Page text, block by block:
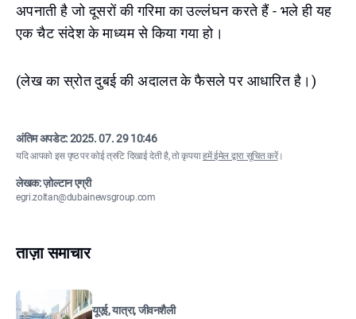
अपनाती है जो दूसरों की गरिमा का उल्लंघन करते हैं - भले ही यह
एक चैट संदेश के माध्यम से किया गया हो।
(लेख का स्रोत दुबई की अदालत के फैसले पर आधारित है।)
अंतिम अपडेट:2025. 07. 29 10:46
यदि आपको इस पृष्ठ पर कोई त्रुटि दिखाई देती है, तो कृपयाहमें ईमेल द्वारा सूचित करें।
लेखक: ज़ोल्टान एग्री
egri.zoltan@dubainewsgroup.com
ताज़ा समाचार
यूएई, यात्रा, जीवनशैली